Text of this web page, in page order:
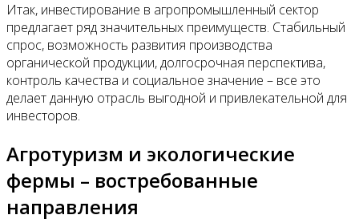
Итак, инвестирование в агропромышленный сектор
предлагает ряд значительных преимуществ. Стабильный
спрос, возможность развития производства
органической продукции, долгосрочная перспектива,
контроль качества и социальное значение – все это
делает данную отрасль выгодной и привлекательной для
инвесторов.
Агротуризм и экологические
фермы – востребованные
направления